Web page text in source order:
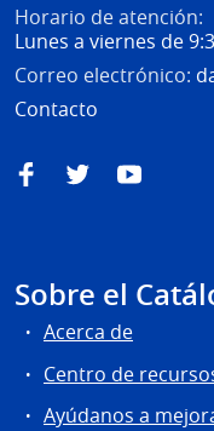
Horario de atención:
Lunes a viernes de
Correo electrónico:
Contacto
FacebookTwitterYouTube
Sobre el
Acerca de
Centro de
Ayúdanos a